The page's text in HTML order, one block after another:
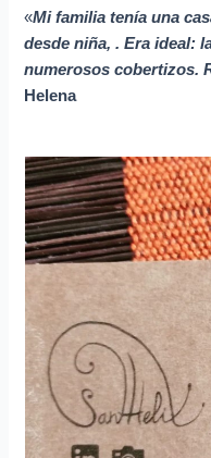
«Mi familia tenía una
desde niña, . Era ideal:
numerosos cobertizos.
Helena